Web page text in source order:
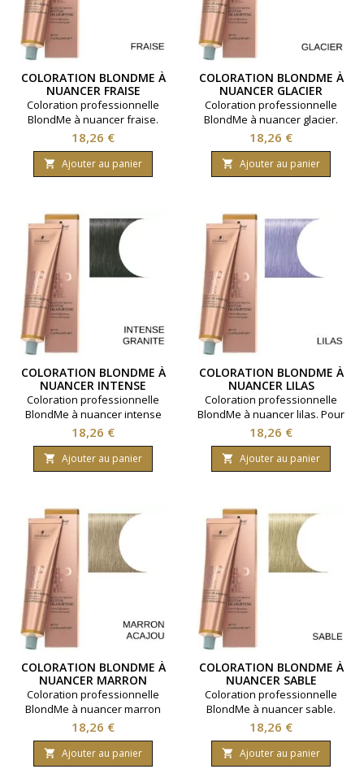
COLORATION BLONDME À
NUANCER FRAISE
Coloration professionnelle
BlondMe à nuancer fraise.
Pour une nuance en toute
originalité. Marque
Schwarzkopf Contenance 60
millilitres.
Prix
18,26 €
 Ajouter au panier
COLORATION BLONDME À
NUANCER GLACIER
Coloration professionnelle
BlondMe à nuancer glacier.
Pour une nuance en toute
originalité. Marque
Schwarzkopf Contenance 60
millilitres.
Prix
18,26 €
 Ajouter au panier
COLORATION BLONDME À
NUANCER INTENSE
GRANITE
Coloration professionnelle
BlondMe à nuancer intense
granite. Pour une nuance en
toute originalité. Marque
Schwarzkopf Contenance 60
millilitres.
Prix
18,26 €
 Ajouter au panier
COLORATION BLONDME À
NUANCER LILAS
Coloration professionnelle
BlondMe à nuancer lilas. Pour
une nuance en toute
originalité. Marque
Schwarzkopf Contenance 60
millilitres.
Prix
18,26 €
 Ajouter au panier
COLORATION BLONDME À
NUANCER MARRON
ACAJOU
Coloration professionnelle
BlondMe à nuancer marron
acajou. Pour une nuance en
toute originalité. Marque
Schwarzkopf Contenance 60
millilitres.
Prix
18,26 €
 Ajouter au panier
COLORATION BLONDME À
NUANCER SABLE
Coloration professionnelle
BlondMe à nuancer sable.
Pour une nuance en toute
originalité. Marque
Schwarzkopf Contenance 60
millilitres.
Prix
18,26 €
 Ajouter au panier